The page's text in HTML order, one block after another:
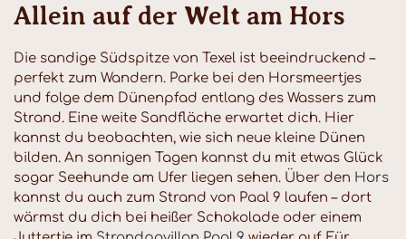
Allein auf der Welt am Hors
Die sandige Südspitze von Texel ist beeindruckend –
perfekt zum Wandern. Parke bei den Horsmeertjes
und folge dem Dünenpfad entlang des Wassers zum
Strand. Eine weite Sandfläche erwartet dich. Hier
kannst du beobachten, wie sich neue kleine Dünen
bilden. An sonnigen Tagen kannst du mit etwas Glück
sogar Seehunde am Ufer liegen sehen. Über den Hors
kannst du auch zum Strand von Paal 9 laufen – dort
wärmst du dich bei heißer Schokolade oder einem